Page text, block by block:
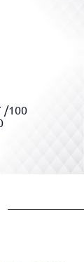
/100